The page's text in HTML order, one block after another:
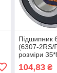
Підшипник
(6307-
розміри
104,83₴